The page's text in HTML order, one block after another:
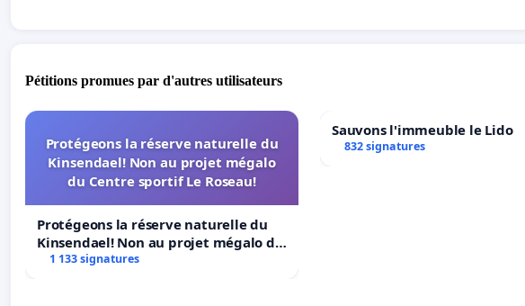
Pétitions promues par d'autres utilisateurs
Protégeons la réserve naturelle du
Kinsendael! Non au projet mégalo
du Centre sportif Le Roseau!
Protégeons la réserve naturelle du
Kinsendael! Non au projet mégalo du
Centre sportif Le Roseau!
1 133 signatures
Sauvons l'immeuble le Lido
832 signatures